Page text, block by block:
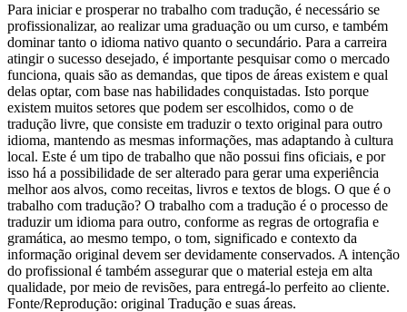
Para iniciar e prosperar no trabalho com tradução, é necessário se
profissionalizar, ao realizar uma graduação ou um curso, e também
dominar tanto o idioma nativo quanto o secundário. Para a carreira
atingir o sucesso desejado, é importante pesquisar como o mercado
funciona, quais são as demandas, que tipos de áreas existem e qual
delas optar, com base nas habilidades conquistadas. Isto porque
existem muitos setores que podem ser escolhidos, como o de
tradução livre, que consiste em traduzir o texto original para outro
idioma, mantendo as mesmas informações, mas adaptando à cultura
local. Este é um tipo de trabalho que não possui fins oficiais, e por
isso há a possibilidade de ser alterado para gerar uma experiência
melhor aos alvos, como receitas, livros e textos de blogs. O que é o
trabalho com tradução? O trabalho com a tradução é o processo de
traduzir um idioma para outro, conforme as regras de ortografia e
gramática, ao mesmo tempo, o tom, significado e contexto da
informação original devem ser devidamente conservados. A intenção
do profissional é também assegurar que o material esteja em alta
qualidade, por meio de revisões, para entregá-lo perfeito ao cliente.
Fonte/Reprodução: original Tradução e suas áreas.